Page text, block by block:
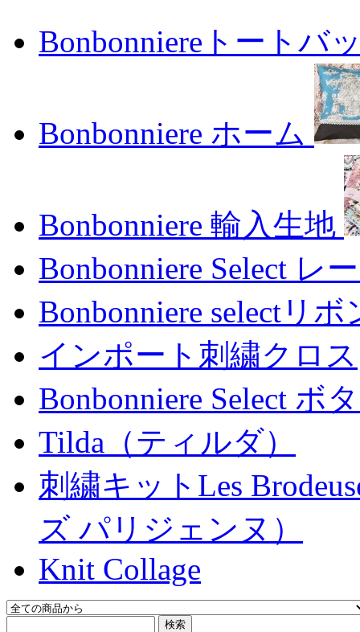
Bonbonniereトートバ
Bonbonniere ホーム
Bonbonniere 輸入生地
Bonbonniere Select レ
Bonbonniere selectリボ
インポート刺繍クロス
Bonbonniere Select ボ
Tilda（ティルダ）
刺繍キットLes
ズ パリジェンヌ）
Knit Collage
検索